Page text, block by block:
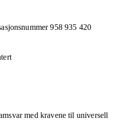
958 935 420
med kravene til universell